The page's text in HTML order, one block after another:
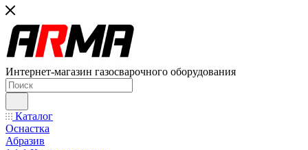
Интернет-магазин газосварочного оборудования
Каталог
Оснастка
Абразив